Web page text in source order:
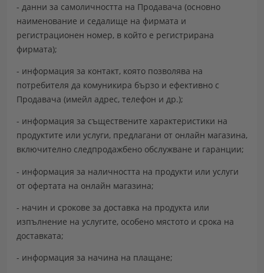
- данни за самоличността на Продавача (основно
наименование и седалище на фирмата и
регистрационен номер, в който е регистрирана
фирмата);
- информация за контакт, която позволява на
потребителя да комуникира бързо и ефективно с
Продавача (имейл адрес, телефон и др.);
- информация за съществените характеристики на
продуктите или услуги, предлагани от онлайн магазина,
включително следпродажбено обслужване и гаранции;
- информация за наличността на продукти или услуги
от офертата на онлайн магазина;
- начин и срокове за доставка на продукта или
изпълнение на услугите, особено мястото и срока на
доставката;
- информация за начина на плащане;